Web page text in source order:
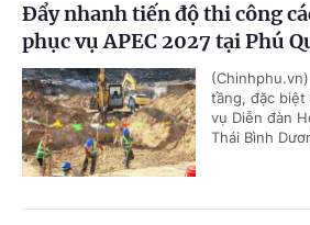
Đẩy nhanh tiến độ thi công
phục vụ APEC 2027 tại Phú
tầng, đặc
vụ Diễn đàn
Thái Bình